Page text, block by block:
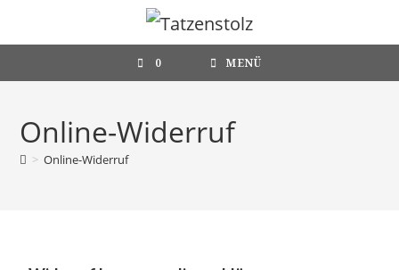
0 MENÜ
Online-Widerruf
> Online-Widerruf